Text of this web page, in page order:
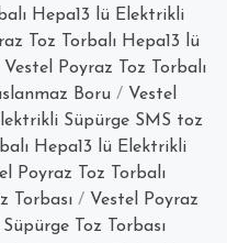
Hepa13 lü Elektrikli
Toz Torbalı Hepa13 lü
Vestel Poyraz Toz Torbalı
Boru / Vestel
Süpürge SMS toz
Hepa13 lü Elektrikli
Poyraz Toz Torbalı
Torbası / Vestel Poyraz
Toz Torbası